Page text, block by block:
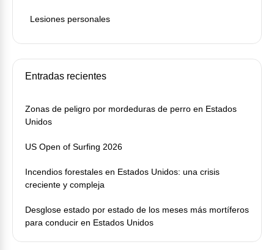
Lesiones personales
Entradas recientes
Zonas de peligro por mordeduras de perro en Estados
Unidos
US Open of Surfing 2026
Incendios forestales en Estados Unidos: una crisis
creciente y compleja
Desglose estado por estado de los meses más mortíferos
para conducir en Estados Unidos